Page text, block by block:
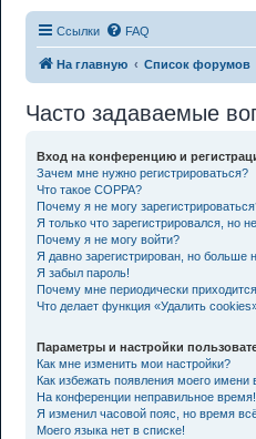
Ссылки FAQ
На главную Список форумов
Часто задаваемые
Вход на конференцию и
Зачем мне нужно регистрироваться?
Что такое COPPA?
Почему я не могу
Я только что зарегистрировался, но
Почему я не могу войти?
Я давно зарегистрирован, но больше
Я забыл пароль!
Почему мне периодически
Что делает функция «Удалить
Параметры и настройки
Как мне изменить мои настройки?
Как избежать появления моего
На конференции неправильное время!
Я изменил часовой пояс, но время
Моего языка нет в списке!